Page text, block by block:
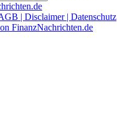
| Disclaimer | Datenschutz
FinanzNachrichten.de